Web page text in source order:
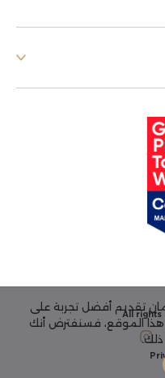
تقديم أفضل تجربة على
هذا الموقع، فسنفترض أنك